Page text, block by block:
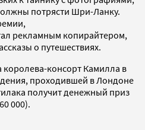
потрясти Шри-Ланку.
рекламным копирайтером,
о путешествиях.
королева-консорт Камилла в
проходившей в Лондоне
получит денежный приз
000).